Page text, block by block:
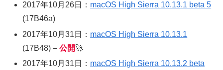
2017年10月26日： macOS High Sierra 10.13.1 beta 5
(17B46a)
2017年10月31日： macOS High Sierra 10.13.1
(17B48) –公開🚀
2017年10月31日： macOS High Sierra 10.13.2 beta